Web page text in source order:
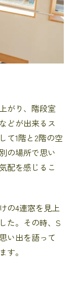
がり、階段室
どが出来るス
て1階と2階の空
の場所で思い
配を感じるこ
の4連窓を見上
た。その時、S
い出を語って
す。